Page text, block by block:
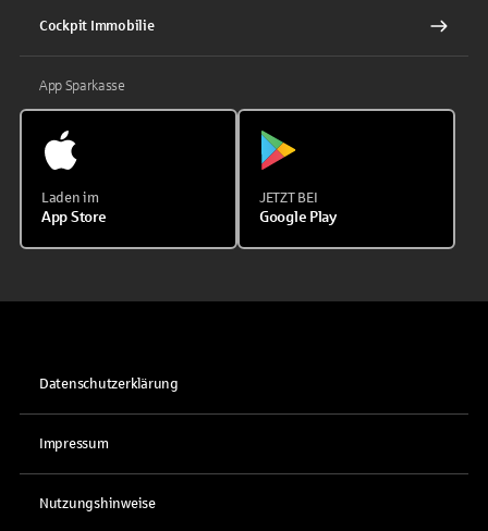
Cockpit Immobilie
App Sparkasse
Laden im
App Store
JETZT BEI
Google Play
Datenschutzerklärung
Impressum
Nutzungshinweise